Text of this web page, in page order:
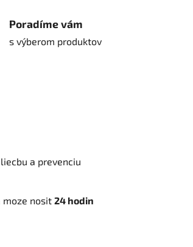
Poradíme vám
s výberom produktov
a prevenciu
moze nosit 24 hodin